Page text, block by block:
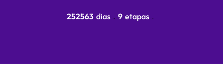
252563 dias 252563 dias
9 etapas